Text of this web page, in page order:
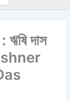
ঋষি দাস